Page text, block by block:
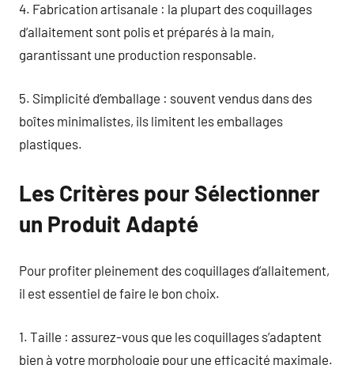
4. Fabrication artisanale : la plupart des coquillages
d’allaitement sont polis et préparés à la main,
garantissant une production responsable.
5. Simplicité d’emballage : souvent vendus dans des
boîtes minimalistes, ils limitent les emballages
plastiques.
Les Critères pour Sélectionner
un Produit Adapté
Pour profiter pleinement des coquillages d’allaitement,
il est essentiel de faire le bon choix.
1. Taille : assurez-vous que les coquillages s’adaptent
bien à votre morphologie pour une efficacité maximale.